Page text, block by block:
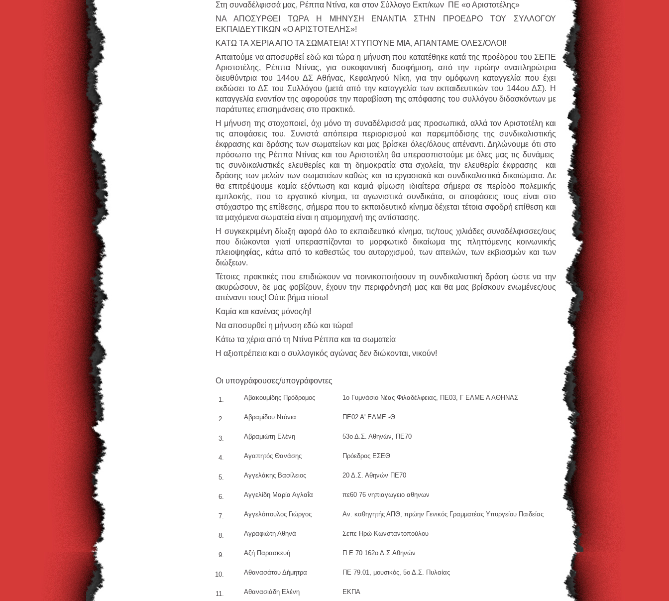
Στη συναδέλφισσά μας, Ρέππα Ντίνα, και στον Σύλλογο Εκπ/κων ΠΕ «ο Αριστοτέλης»
ΝΑ ΑΠΟΣΥΡΘΕΙ ΤΩΡΑ Η ΜΗΝΥΣΗ ΕΝΑΝΤΙΑ ΣΤΗΝ ΠΡΟΕΔΡΟ ΤΟΥ ΣΥΛΛΟΓΟΥ
ΕΚΠΑΙΔΕΥΤΙΚΩΝ «Ο ΑΡΙΣΤΟΤΕΛΗΣ»!
ΚΑΤΩ ΤΑ ΧΕΡΙΑ ΑΠΟ ΤΑ ΣΩΜΑΤΕΙΑ! ΧΤΥΠΟΥΝΕ ΜΙΑ, ΑΠΑΝΤΑΜΕ ΟΛΕΣ/ΟΛΟΙ!
Απαιτούμε να αποσυρθεί εδώ και τώρα η μήνυση που κατατέθηκε κατά της προέδρου του ΣΕΠΕ
Αριστοτέλης, Ρέππα Ντίνας, για συκοφαντική δυσφήμιση, από την πρώην αναπληρώτρια
διευθύντρια του 144ου ΔΣ Αθήνας, Κεφαληνού Νίκη, για την ομόφωνη καταγγελία που έχει
εκδώσει το ΔΣ του Συλλόγου (μετά από την καταγγελία των εκπαιδευτικών του 144ου ΔΣ). Η
καταγγελία εναντίον της αφορούσε την παραβίαση της απόφασης του συλλόγου διδασκόντων με
παράτυπες επισημάνσεις στο πρακτικό.
Η μήνυση της στοχοποιεί, όχι μόνο τη συναδέλφισσά μας προσωπικά, αλλά τον Αριστοτέλη και
τις αποφάσεις του. Συνιστά απόπειρα περιορισμού και παρεμπόδισης της συνδικαλιστικής
έκφρασης και δράσης των σωματείων και μας βρίσκει όλες/όλους απέναντι. Δηλώνουμε ότι στο
πρόσωπο της Ρέππα Ντίνας και του Αριστοτέλη θα υπερασπιστούμε με όλες μας τις δυνάμεις
τις συνδικαλιστικές ελευθερίες και τη δημοκρατία στα σχολεία, την ελευθερία έκφρασης και
δράσης των μελών των σωματείων καθώς και τα εργασιακά και συνδικαλιστικά δικαιώματα. Δε
θα επιτρέψουμε καμία εξόντωση και καμιά φίμωση ιδιαίτερα σήμερα σε περίοδο πολεμικής
εμπλοκής, που το εργατικό κίνημα, τα αγωνιστικά συνδικάτα, οι αποφάσεις τους είναι στο
στόχαστρο της επίθεσης, σήμερα που το εκπαιδευτικό κίνημα δέχεται τέτοια σφοδρή επίθεση και
τα μαχόμενα σωματεία είναι η ατμομηχανή της αντίστασης.
Η συγκεκριμένη δίωξη αφορά όλο το εκπαιδευτικό κίνημα, τις/τους χιλιάδες συναδέλφισσες/ους
που διώκονται γιατί υπερασπίζονται το μορφωτικό δικαίωμα της πληττόμενης κοινωνικής
πλειοψηφίας, κάτω από το καθεστώς του αυταρχισμού, των απειλών, των εκβιασμών και των
διώξεων.
Τέτοιες πρακτικές που επιδιώκουν να ποινικοποιήσουν τη συνδικαλιστική δράση ώστε να την
ακυρώσουν, δε μας φοβίζουν, έχουν την περιφρόνησή μας και θα μας βρίσκουν ενωμένες/ους
απέναντι τους! Ούτε βήμα πίσω!
Καμία και κανένας μόνος/η!
Να αποσυρθεί η μήνυση εδώ και τώρα!
Κάτω τα χέρια από τη Ντίνα Ρέππα και τα σωματεία
Η αξιοπρέπεια και ο συλλογικός αγώνας δεν διώκονται, νικούν!
Οι υπογράφουσες/υπογράφοντες
Αβακουμίδης Πρόδρομος 1ο Γυμνάσιο Νέας Φιλαδέλφειας, ΠΕ03, Γ ΕΛΜΕ Α ΑΘΗΝΑΣ
Αβραμίδου Ντόνια ΠΕ02 Α' ΕΛΜΕ -Θ
Αβραμιώτη Ελένη 53ο Δ.Σ. Αθηνών, ΠΕ70
Αγαπητός Θανάσης Πρόεδρος ΕΣΕΘ
Αγγελάκης Βασίλειος 20 Δ.Σ. Αθηνών ΠΕ70
Αγγελίδη Μαρία Αγλαΐα πε60 76 νηπιαγωγειο αθηνων
Αγγελόπουλος Γιώργος Αν. καθηγητής ΑΠΘ, πρώην Γενικός Γραμματέας Υπυργείου Παιδείας
Αγραφιώτη Αθηνά Σεπε Ηρώ Κωνσταντοπούλου
Αζή Παρασκευή Π Ε 70 162ο Δ.Σ.Αθηνών
Αθανασάτου Δήμητρα ΠΕ 79.01, μουσικός, 5ο Δ.Σ. Πυλαίας
Αθανασιάδη Ελένη EΚΠΑ